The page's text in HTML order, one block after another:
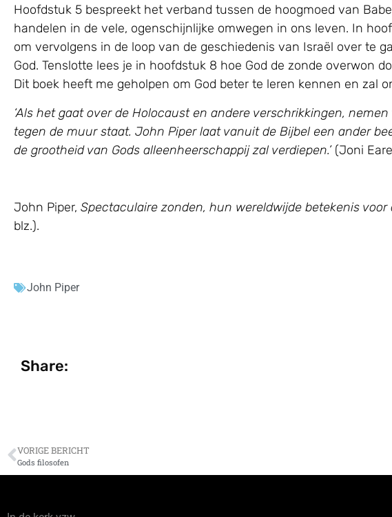
Hoofdstuk 5 bespreekt het verband tussen de hoogmoed van
handelen in de vele, ogenschijnlijke omwegen in ons leven. In
om vervolgens in de loop van de geschiedenis van Israël over te
God. Tenslotte lees je in hoofdstuk 8 hoe God de zonde overwon
Dit boek heeft me geholpen om God beter te leren kennen en zal
‘Als het gaat over de Holocaust en andere verschrikkingen,
tegen de muur staat. John Piper laat vanuit de Bijbel een ander
de grootheid van Gods alleenheerschappij zal verdiepen.’ (Joni
John Piper, Spectaculaire zonden, hun wereldwijde betekenis
blz.).
John Piper
Share:
VORIGE BERICHT
Gods filosofen